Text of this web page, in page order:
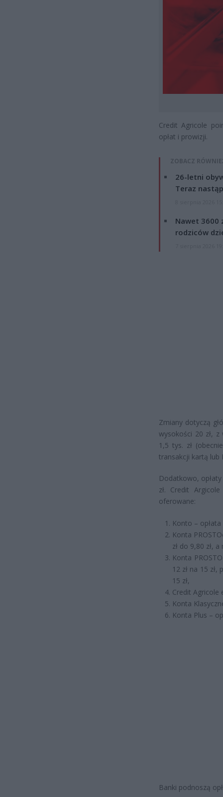
Credit Agricole
opłat i prowizji.
ZOBACZ
26-letni
Teraz
Nawet 3600
rodziców
Zmiany dotyczą
wysokości 20 zł,
1,5 tys. zł
transakcji kartą lub
Dodatkowo,
zł. Credit
oferowane:
Konto – opłata
Konta
zł do 9,80 zł,
Konta
12 zł na 15
15 zł,
Credit Agricole
Konta
Konta Plus –
Banki podnoszą